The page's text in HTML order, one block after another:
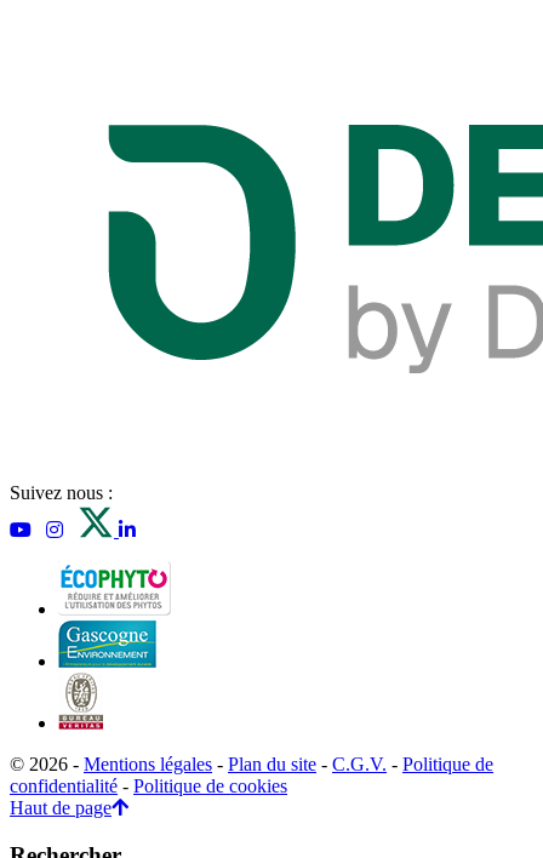
Suivez nous :
© 2026 - Mentions légales - Plan du site - C.G.V. - Politique de
confidentialité - Politique de cookies
Haut de page